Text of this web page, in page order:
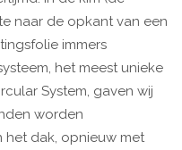
naar de opkant van een
immers
het meest unieke
System, gaven wij
worden
het dak, opnieuw met